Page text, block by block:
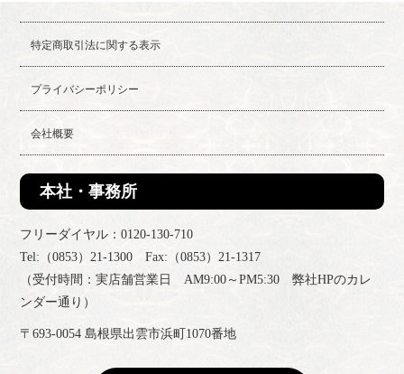
特定商取引法に関する表示
プライバシーポリシー
会社概要
本社・事務所
フリーダイヤル：0120-130-710
Tel:（0853）21-1300 Fax:（0853）21-1317
（受付時間：実店舗営業日 AM9:00～PM5:30 弊社HPのカレ
ンダー通り）
〒693-0054 島根県出雲市浜町1070番地